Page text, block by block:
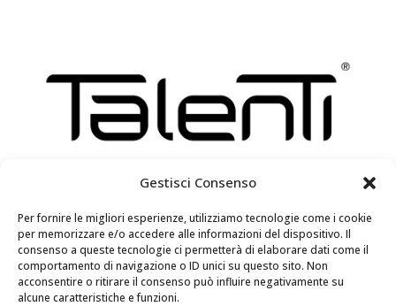
Gestisci Consenso
Per fornire le migliori esperienze, utilizziamo tecnologie come i cookie
per memorizzare e/o accedere alle informazioni del dispositivo. Il
consenso a queste tecnologie ci permetterà di elaborare dati come il
comportamento di navigazione o ID unici su questo sito. Non
acconsentire o ritirare il consenso può influire negativamente su
alcune caratteristiche e funzioni.